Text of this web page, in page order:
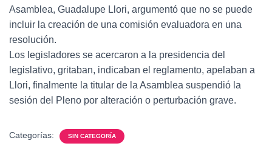
Asamblea, Guadalupe Llori, argumentó que no se puede
incluir la creación de una comisión evaluadora en una
resolución.
Los legisladores se acercaron a la presidencia del
legislativo, gritaban, indicaban el reglamento, apelaban a
Llori, finalmente la titular de la Asamblea suspendió la
sesión del Pleno por alteración o perturbación grave.
Categorías: SIN CATEGORÍA